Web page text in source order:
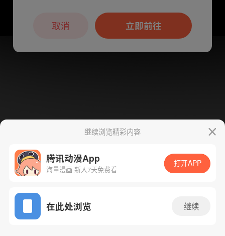
App免费看
继续浏览精彩内容
腾讯动漫App
海量漫画 新人7天免费看
打开APP
在此处浏览 继续
本章节仅支持App阅读，可打开App新用
户7天免费看立即前往
取消